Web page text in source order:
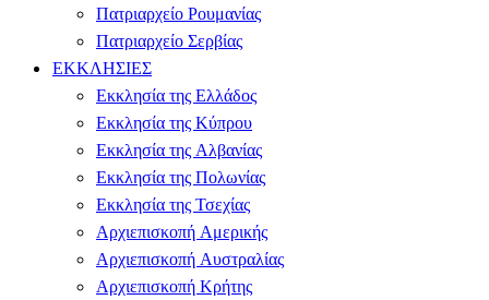
Πατριαρχείο Ρουμανίας
Πατριαρχείο Σερβίας
ΕΚΚΛΗΣΙΕΣ
Εκκλησία της Ελλάδος
Εκκλησία της Κύπρου
Εκκλησία της Αλβανίας
Εκκλησία της Πολωνίας
Εκκλησία της Τσεχίας
Αρχιεπισκοπή Αμερικής
Αρχιεπισκοπή Αυστραλίας
Αρχιεπισκοπή Κρήτης